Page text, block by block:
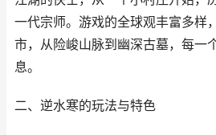
一代宗师。游戏的全球观丰富多样
市，从险峻山脉到幽深古墓，每一
息。
二、逆水寒的玩法与特色